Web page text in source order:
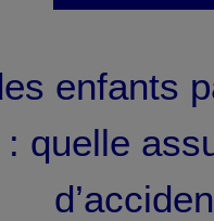
enfants
quelle